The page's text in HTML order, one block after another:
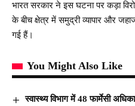
भारत सरकार ने इस घटना पर कड़ा
के बीच क्षेत्र में समुद्री व्यापार और
गई हैं।
You Might Also Like
स्वास्थ्य विभाग में 48 फार्मेसी